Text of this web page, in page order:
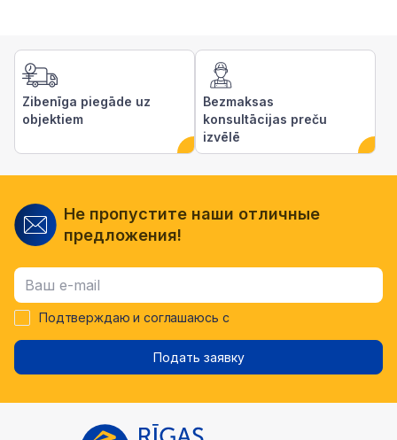
Zibenīga piegāde uz
objektiem
Bezmaksas
konsultācijas preču
izvēlē
Не пропустите наши отличные
предложения!
Подтверждаю и соглашаюсь с
Подать заявку